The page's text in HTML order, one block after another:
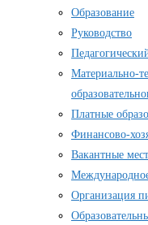
Образование
Руководство
Материально-
Платные
Финансово-
Вакантные
Организация